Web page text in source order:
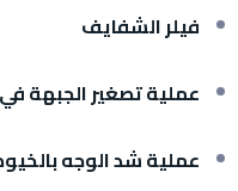
فيلر الشفايف
عملية تصغير الجبهة
عملية شد الوجه